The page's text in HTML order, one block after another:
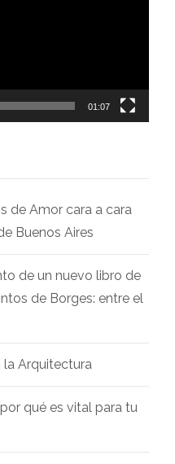
01:07
de Amor cara a cara
Buenos Aires
de un nuevo libro de
de Borges: entre el
la Arquitectura
qué es vital para tu